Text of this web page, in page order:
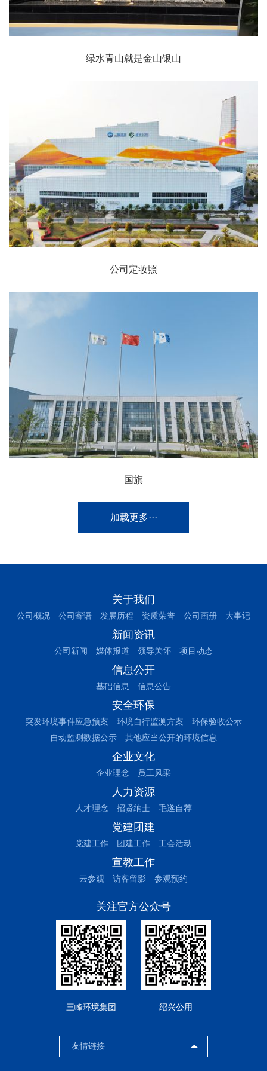
绿水青山就是金山银山
公司定妆照
国旗
加载更多···
关于我们
公司概况 公司寄语 发展历程 资质荣誉 公司画册 大事记
新闻资讯
公司新闻 媒体报道 领导关怀 项目动态
信息公开
基础信息 信息公告
安全环保
突发环境事件应急预案 环境自行监测方案
环保验收公示
自动监测数据公示
其他应当公开的环境信息
企业文化
企业理念 员工风采
人力资源
人才理念 招贤纳士 毛遂自荐
党建团建
党建工作 团建工作 工会活动
宣教工作
云参观 访客留影 参观预约
关注官方公众号
三峰环境集团 绍兴公用